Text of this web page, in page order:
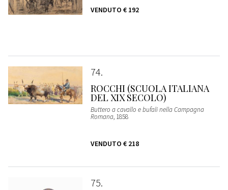
VENDUTO € 192
74
ROCCHI (SCUOLA ITALIANA
DEL XIX SECOLO)
Buttero a cavallo e bufali nella Campagna
Romana, 1858
VENDUTO € 218
75